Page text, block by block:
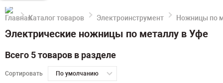
Каталог товаров Электроинструмент Ножницы по
Электрические ножницы по металлу в Уфе
Всего 5 товаров в разделе
Сортировать По умолчанию